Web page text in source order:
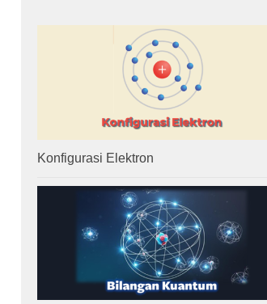
Konfigurasi Elektron